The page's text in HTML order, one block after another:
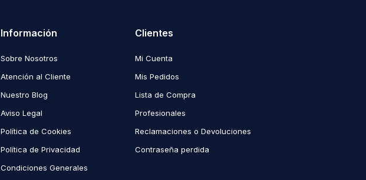
Información
Sobre Nosotros
Atención al Cliente
Nuestro Blog
Aviso Legal
Política de Cookies
Política de Privacidad
Condiciones Generales
Clientes
Mi Cuenta
Mis Pedidos
Lista de Compra
Profesionales
Reclamaciones o Devoluciones
Contraseña perdida